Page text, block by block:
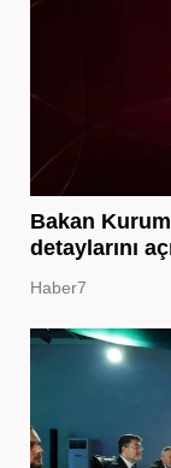
Bakan
detaylarını
Haber7